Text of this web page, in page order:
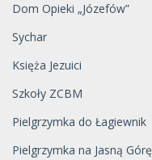
Dom Opieki „Józefów”
Sychar
Księża Jezuici
Szkoły ZCBM
Pielgrzymka do Łagiewnik
Pielgrzymka na Jasną Górę